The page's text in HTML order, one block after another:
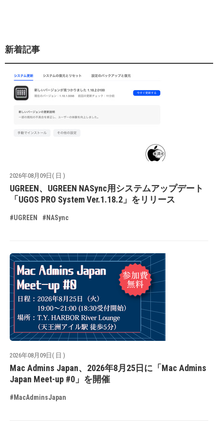
新着記事
2026年08月09日( 日 )
UGREEN、UGREEN NASync用システムアップデート
「UGOS PRO System Ver.1.18.2」をリリース
#UGREEN #NASync
2026年08月09日( 日 )
Mac Admins Japan、2026年8月25日に「Mac Admins
Japan Meet-up #0」を開催
#MacAdminsJapan